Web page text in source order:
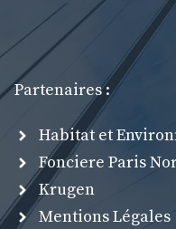
Partenaires :
Habitat et
Fonciere Paris
Krugen
Mentions Légales